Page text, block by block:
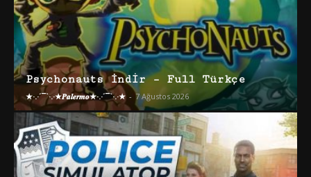
Psychonauts İndir – Full Türkçe
★·.·´¯`·.·★𝑷𝒂𝒍𝒆𝒓𝒎𝒐★·.·´¯`·.·★ - 7 Ağustos 2026